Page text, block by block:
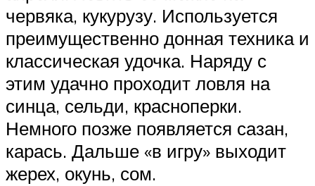
червяка, кукурузу. Используется
преимущественно донная техника и
классическая удочка. Наряду с
этим удачно проходит ловля на
синца, сельди, красноперки.
Немного позже появляется сазан,
карась. Дальше «в игру» выходит
жерех, окунь, сом.